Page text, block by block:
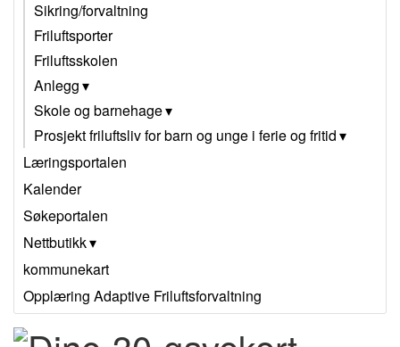
Sikring/forvaltning
Friluftsporter
Friluftsskolen
Anlegg
Skole og barnehage
Prosjekt friluftsliv for barn og unge i ferie og fritid
Læringsportalen
Kalender
Søkeportalen
Nettbutikk
kommunekart
Opplæring Adaptive Friluftsforvaltning